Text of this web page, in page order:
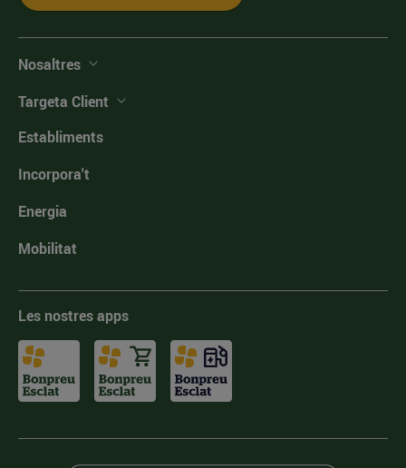
Nosaltres
Targeta Client
Establiments
Incorpora't
Energia
Mobilitat
Les nostres apps